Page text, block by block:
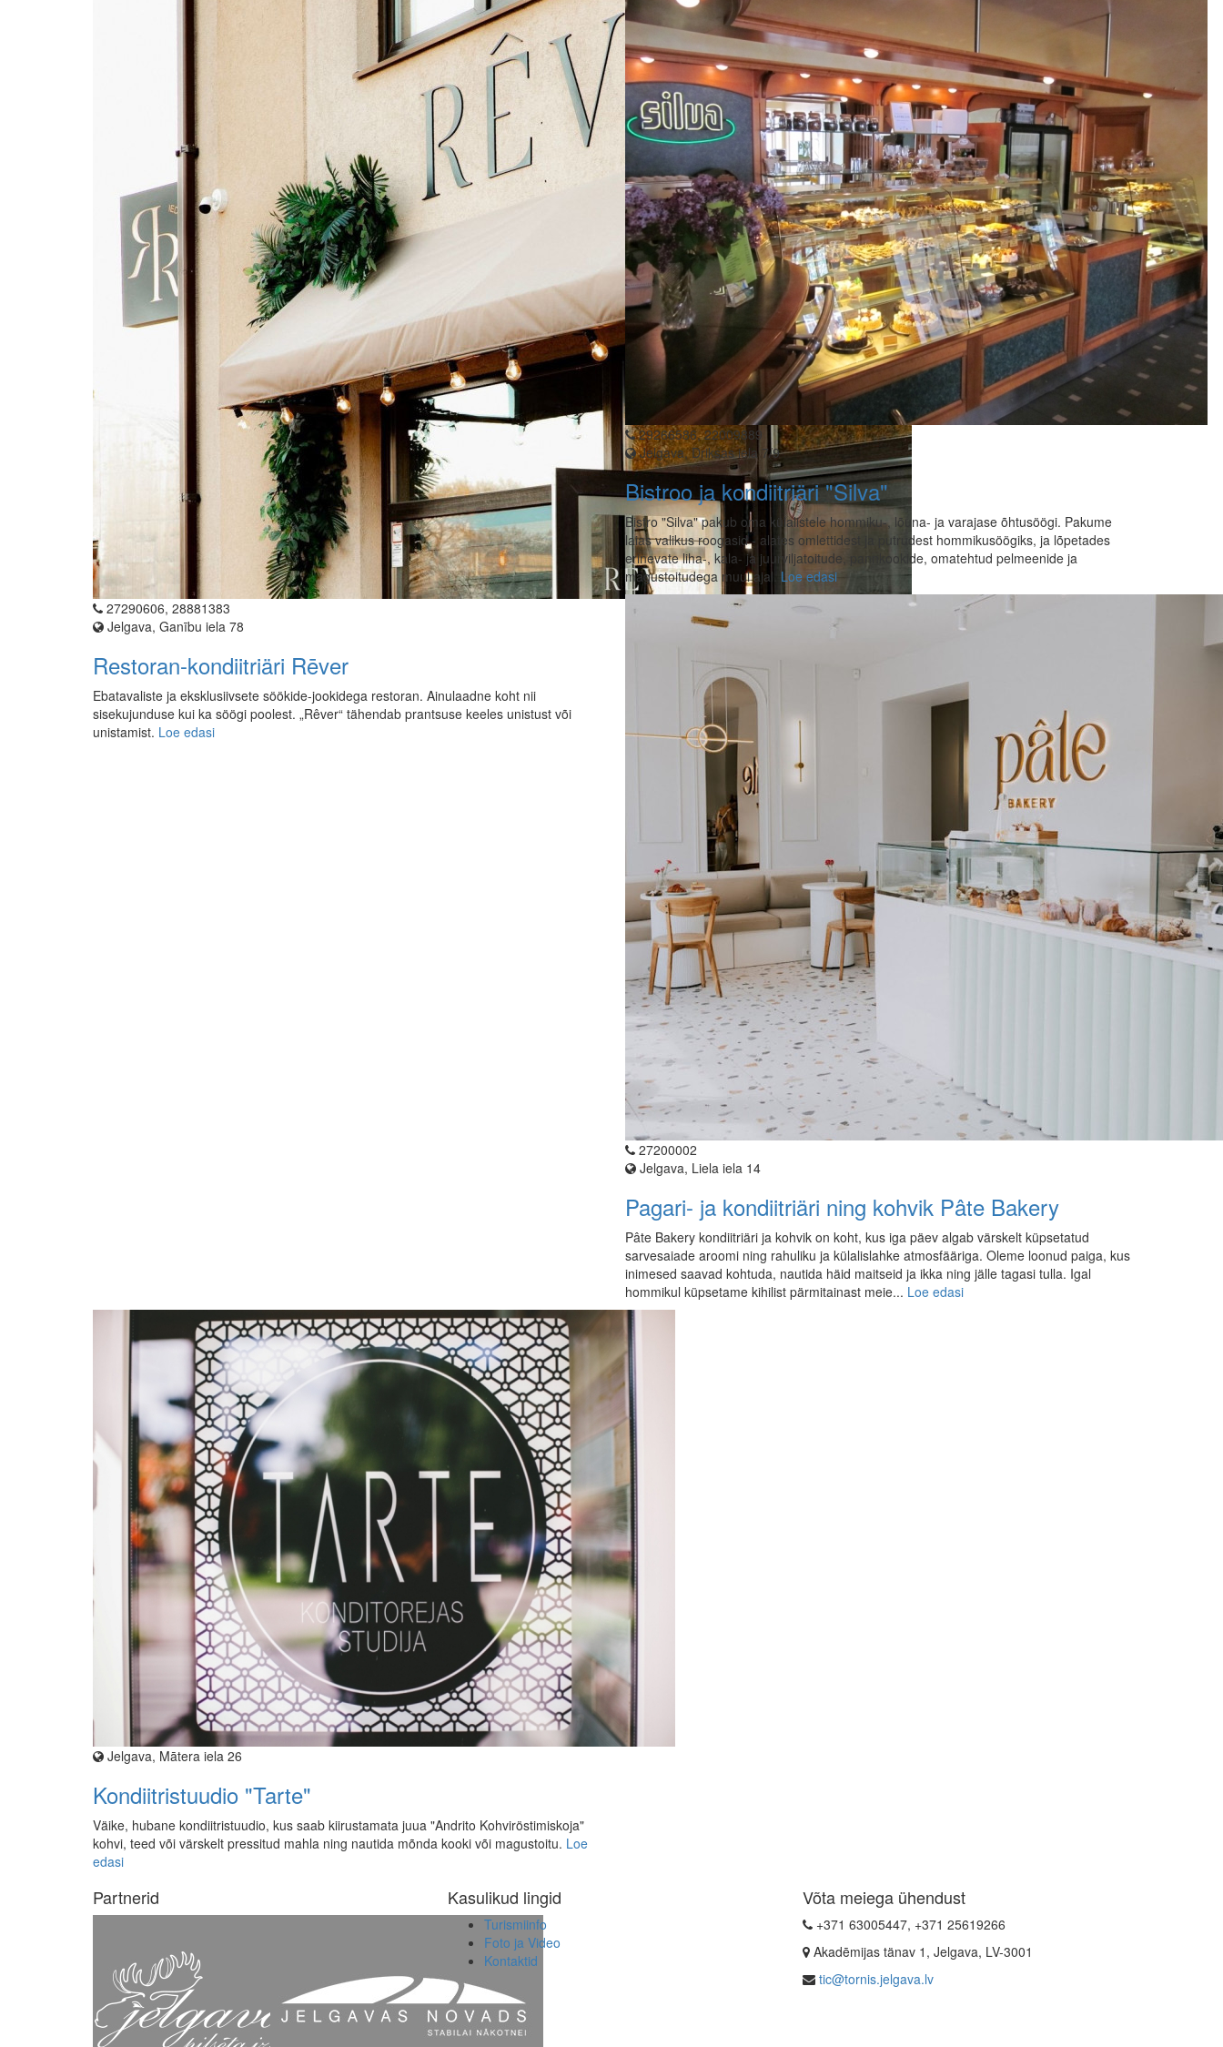
27290606, 28881383
Jelgava, Ganību iela 78
Restoran-kondiitriäri Rēver
Ebatavaliste ja eksklusiivsete söökide-jookidega restoran. Ainulaadne koht nii
sisekujunduse kui ka söögi poolest. „Rêver“ tähendab prantsuse keeles unistust või
unistamist. Loe edasi
29266586, 22009889
Jelgava, Driksas iela 7/9
Bistroo ja kondiitriäri "Silva"
Bistro "Silva" pakub oma külalistele hommiku-, lõuna- ja varajase õhtusöögi. Pakume
laias valikus roogasid - alates omlettidest ja putrudest hommikusöögiks, ja lõpetades
erinevate liha-, kala- ja juurviljatoitude, pannkookide, omatehtud pelmeenide ja
magustoitudega muul ajal. Loe edasi
27200002
Jelgava, Liela iela 14
Pagari- ja kondiitriäri ning kohvik Pâte Bakery
Pâte Bakery kondiitriäri ja kohvik on koht, kus iga päev algab värskelt küpsetatud
sarvesaiade aroomi ning rahuliku ja külalislahke atmosfääriga. Oleme loonud paiga, kus
inimesed saavad kohtuda, nautida häid maitseid ja ikka ning jälle tagasi tulla. Igal
hommikul küpsetame kihilist pärmitainast meie... Loe edasi
Jelgava, Mātera iela 26
Kondiitristuudio "Tarte"
Väike, hubane kondiitristuudio, kus saab kiirustamata juua "Andrito Kohviröstimiskoja"
kohvi, teed või värskelt pressitud mahla ning nautida mõnda kooki või magustoitu. Loe
edasi
Partnerid Kasulikud lingid
Turismiinfo
Foto ja Video
Kontaktid
Võta meiega ühendust
+371 63005447, +371 25619266
Akadēmijas tänav 1, Jelgava, LV-3001
tic@tornis.jelgava.lv